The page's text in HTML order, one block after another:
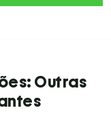
Outras